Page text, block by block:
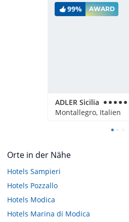
99% AWARD
ADLER Sicilia
Montallegro, Italien
Orte in der Nähe
Hotels Sampieri
Hotels Pozzallo
Hotels Modica
Hotels Marina di Modica